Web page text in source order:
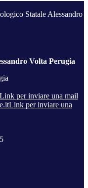
Statale Alessandro
Volta Perugia
Link per inviare una mail
Link per inviare una